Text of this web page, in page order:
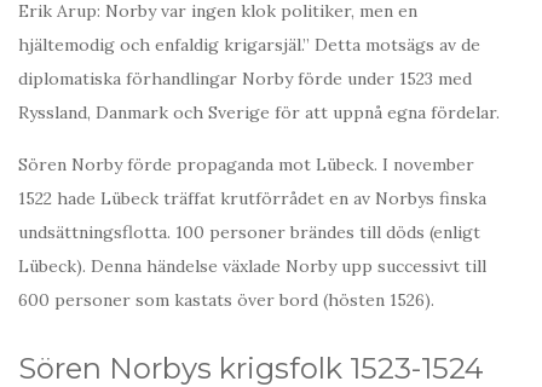
Erik Arup: Norby var ingen klok politiker, men en
hjältemodig och enfaldig krigarsjäl.” Detta motsägs av de
diplomatiska förhandlingar Norby förde under 1523 med
Ryssland, Danmark och Sverige för att uppnå egna fördelar.
Sören Norby förde propaganda mot Lübeck. I november
1522 hade Lübeck träffat krutförrådet en av Norbys finska
undsättningsflotta. 100 personer brändes till döds (enligt
Lübeck). Denna händelse växlade Norby upp successivt till
600 personer som kastats över bord (hösten 1526).
Sören Norbys krigsfolk 1523-1524